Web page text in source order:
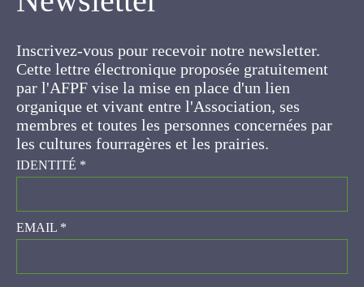
Cette lettre électronique proposée
gratuitement par l'AFPF vise la mise en place
d'un lien organique et vivant entre l'Association,
ses membres et toutes les personnes
concernées par les cultures fourragères et les
prairies.
IDENTITÉ*
EMAIL*